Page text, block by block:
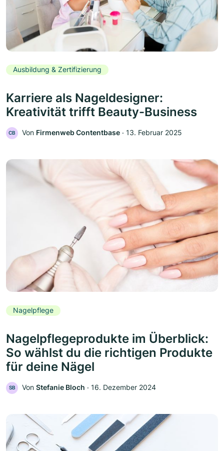
Ausbildung & Zertifizierung
Karriere als Nageldesigner:
Kreativität trifft Beauty-Business
CB Von Firmenweb Contentbase ‧ 13. Februar 2025
Nagelpflege
Nagelpflegeprodukte im Überblick:
So wählst du die richtigen Produkte
für deine Nägel
SB Von Stefanie Bloch ‧ 16. Dezember 2024